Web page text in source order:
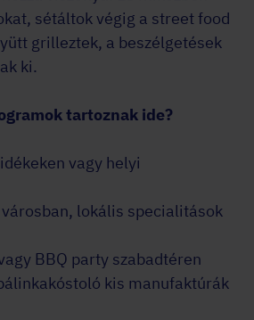
sétáltok végig a street food
grilleztek, a beszélgetések
ki.
tartoznak ide?
vagy helyi
lokális specialitások
BBQ party szabadtéren
kis manufaktúrák